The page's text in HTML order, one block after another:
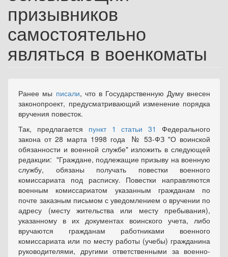
призывников
самостоятельно
являться в военкоматы
Ранее мы писали, что в Государственную Думу внесен
законопроект, предусматривающий изменение порядка
вручения повесток.
Так, предлагается пункт 1 статьи 31
Федерального
закона от 28 марта 1998 года № 53-ФЗ "О воинской
обязанности и военной службе" изложить в следующей
редакции: "Граждане, подлежащие призыву на военную
службу, обязаны получать повестки военного
комиссариата под расписку. Повестки направляются
военным комиссариатом указанным гражданам по
почте заказным письмом с уведомлением о вручении по
адресу (месту жительства или месту пребывания),
указанному в их документах воинского учета, либо
вручаются гражданам работниками военного
комиссариата или по месту работы (учебы) гражданина
руководителями, другими ответственными за военно-